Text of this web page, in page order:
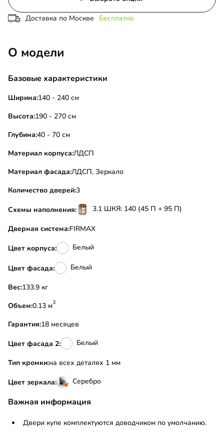
Доставка по Москве Бесплатно
О модели
Базовые характеристики
Ширина:140 - 240 см
Высота:190 - 270 см
Глубина:40 - 70 см
Материал корпуса:ЛДСП
Материал фасада:ЛДСП, Зеркало
Количество дверей:3
Схемы наполнения: 3.1 ШКЯ: 140 (45 П + 95 П)
Дверная система:FIRMAX
Цвет корпуса: Белый
Цвет фасада: Белый
Вес:
133.9 кг
Объем:
0.13 м3
Гарантия:18 месяцев
Цвет фасада 2: Белый
Тип кромки:на всех деталях 1 мм
Цвет зеркала: Серебро
Важная информация
Двери купе комплектуются доводчиком по умолчанию.